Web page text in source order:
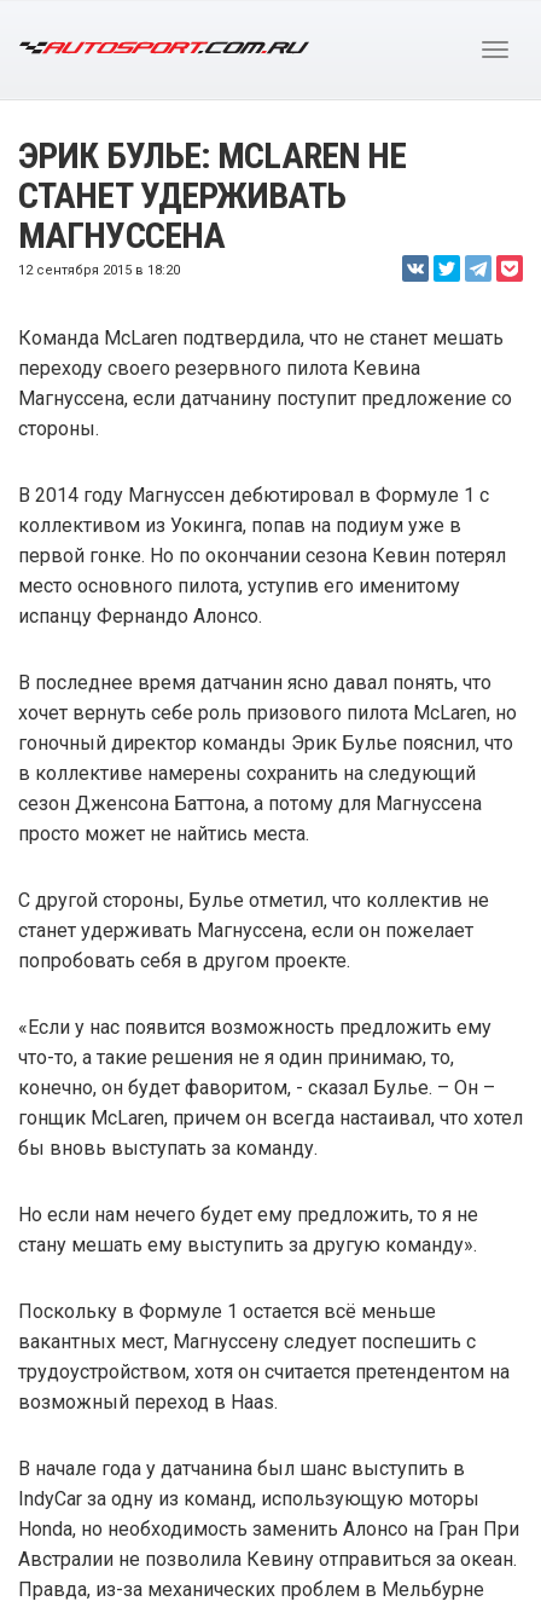
ЭРИК БУЛЬЕ: MCLAREN НЕ
СТАНЕТ УДЕРЖИВАТЬ
МАГНУССЕНА
12 сентября 2015 в 18:20
Команда McLaren подтвердила, что не станет мешать
переходу своего резервного пилота Кевина
Магнуссена, если датчанину поступит предложение со
стороны.
В 2014 году Магнуссен дебютировал в Формуле 1 с
коллективом из Уокинга, попав на подиум уже в
первой гонке. Но по окончании сезона Кевин потерял
место основного пилота, уступив его именитому
испанцу Фернандо Алонсо.
В последнее время датчанин ясно давал понять, что
хочет вернуть себе роль призового пилота McLaren, но
гоночный директор команды Эрик Булье пояснил, что
в коллективе намерены сохранить на следующий
сезон Дженсона Баттона, а потому для Магнуссена
просто может не найтись места.
С другой стороны, Булье отметил, что коллектив не
станет удерживать Магнуссена, если он пожелает
попробовать себя в другом проекте.
«Если у нас появится возможность предложить ему
что-то, а такие решения не я один принимаю, то,
конечно, он будет фаворитом, - сказал Булье. – Он –
гонщик McLaren, причем он всегда настаивал, что хотел
бы вновь выступать за команду.
Но если нам нечего будет ему предложить, то я не
стану мешать ему выступить за другую команду».
Поскольку в Формуле 1 остается всё меньше
вакантных мест, Магнуссену следует поспешить с
трудоустройством, хотя он считается претендентом на
возможный переход в Haas.
В начале года у датчанина был шанс выступить в
IndyCar за одну из команд, использующую моторы
Honda, но необходимость заменить Алонсо на Гран При
Австралии не позволила Кевину отправиться за океан.
Правда, из-за механических проблем в Мельбурне